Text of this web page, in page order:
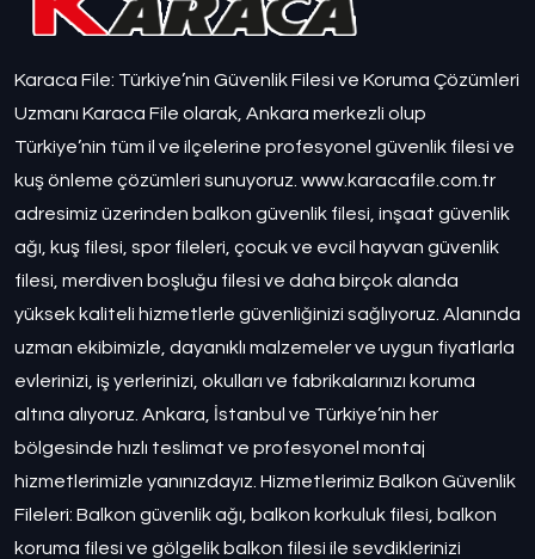
Karaca File: Türkiye’nin Güvenlik Filesi ve Koruma Çözümleri
Uzmanı Karaca File olarak, Ankara merkezli olup
Türkiye’nin tüm il ve ilçelerine profesyonel güvenlik filesi ve
kuş önleme çözümleri sunuyoruz. www.karacafile.com.tr
adresimiz üzerinden balkon güvenlik filesi, inşaat güvenlik
ağı, kuş filesi, spor fileleri, çocuk ve evcil hayvan güvenlik
filesi, merdiven boşluğu filesi ve daha birçok alanda
yüksek kaliteli hizmetlerle güvenliğinizi sağlıyoruz. Alanında
uzman ekibimizle, dayanıklı malzemeler ve uygun fiyatlarla
evlerinizi, iş yerlerinizi, okulları ve fabrikalarınızı koruma
altına alıyoruz. Ankara, İstanbul ve Türkiye’nin her
bölgesinde hızlı teslimat ve profesyonel montaj
hizmetlerimizle yanınızdayız. Hizmetlerimiz Balkon Güvenlik
Fileleri: Balkon güvenlik ağı, balkon korkuluk filesi, balkon
koruma filesi ve gölgelik balkon filesi ile sevdiklerinizi